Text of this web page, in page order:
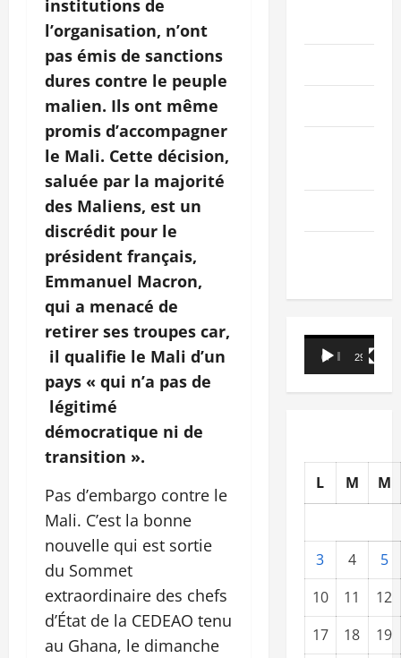
institutions de
l’organisation, n’ont
pas émis de sanctions
dures contre le peuple
malien. Ils ont même
promis d’accompagner
le Mali. Cette décision,
saluée par la majorité
des Maliens, est un
discrédit pour le
président français,
Emmanuel Macron,
qui a menacé de
retirer ses troupes car,
il qualifie le Mali d’un
pays « qui n’a pas de
légitimé
démocratique ni de
transition ».
Pas d’embargo contre le
Mali. C’est la bonne
nouvelle qui est sortie
du Sommet
extraordinaire des chefs
d’État de la CEDEAO tenu
au Ghana, le dimanche
Lecteur
vidéo
00:00 29:21
L M M
3 4
5
10
11
12
17
18
19